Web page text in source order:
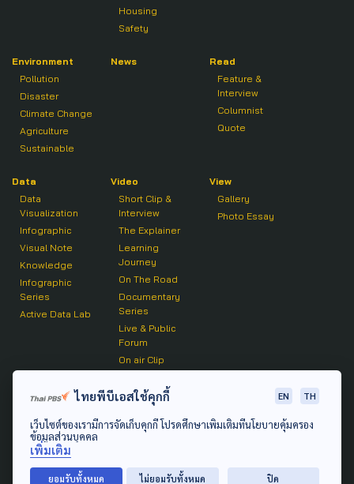
Housing
Safety
Environment
Pollution
Disaster
Climate Change
Agriculture
Sustainable
News
Read
Feature &
Interview
Columnist
Quote
Data
Data
Visualization
Infographic
Visual Note
Knowledge
Infographic
Series
Active Data Lab
Video
Short Clip &
Interview
The Explainer
Learning
Journey
On The Road
Documentary
Series
Live & Public
Forum
On air Clip
View
Gallery
Photo Essay
Active Talk
© 2020 องค์การกระจายเสียงและแพร่ภาพสาธารณะแห่ง
ไทยพีบีเอสใช้คุกกี้ EN TH
เว็บไซต์ของเรามีการจัดเก็บคุกกี้ โปรดศึกษาเพิ่มเติมที่นโยบายคุ้มครอง
ข้อมูลส่วนบุคคล
เพิ่มเติม
ยอมรับทั้งหมด ไม่ยอมรับทั้งหมด ปิด